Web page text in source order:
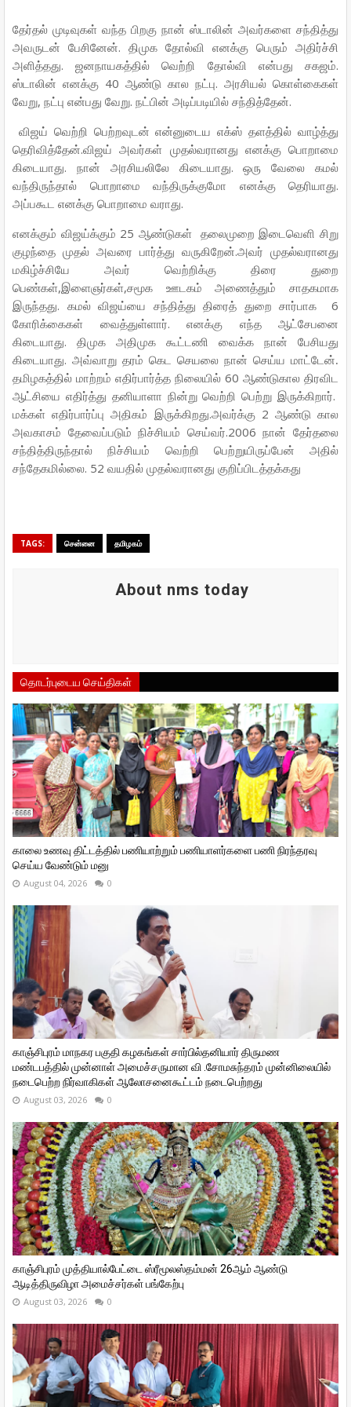
தேர்தல் முடிவுகள் வந்த பிறகு நான் ஸ்டாலின் அவர்களை சந்தித்து
அவருடன்
பேசினேன். திமுக தோல்வி எனக்கு பெரும்
அதிர்ச்சி
அளித்தது.ஜனநாயகத்தில் வெற்றி தோல்வி என்பது சகஜம்.
ஸ்டாலின் எனக்கு 40 ஆண்டு கால நட்பு. அரசியல் கொள்கைகள்
வேறு, நட்பு என்பது வேறு. நட்பின் அடிப்படியில் சந்தித்தேன்.
விஜய் வெற்றி பெற்றவுடன் என்னுடைய எக்ஸ் தளத்தில் வாழ்த்து
தெரிவித்தேன்.விஜய் அவர்கள் முதல்வரானது எனக்கு பொறாமை
கிடையாது. நான் அரசியலிலே கிடையாது.ஒரு வேலை
கமல்
வந்திருந்தால்
பொறாமை வந்திருக்குமோ எனக்கு தெரியாது.
அப்பகூட எனக்கு பொறாமை வராது.
எனக்கும் விஜய்க்கும் 25 ஆண்டுகள் தலைமுறை இடைவெளி சிறு
குழந்தை முதல் அவரை பார்த்து வருகிறேன்.அவர்
முதல்வரானது
மகிழ்ச்சியே
அவர் வெற்றிக்கு திரை
துறை
பெண்கள்,இளைஞர்கள்,சமூக ஊடகம் அணைத்தும்
சாதகமாக
இருந்தது. கமல் விஜய்யை சந்தித்து திரைத் துறை சார்பாக 6
கோரிக்கைகள் வைத்துள்ளார். எனக்கு எந்த
ஆட்சேபனை
கிடையாது. திமுக அதிமுக கூட்டணி வைக்க நான்
பேசியது
கிடையாது. அவ்வாறு தரம் கெட செயலை நான் செய்ய மாட்டேன்.
தமிழகத்தில் மாற்றம் எதிர்பார்த்த நிலையில் 60 ஆண்டுகால திரவிட
ஆட்சியை எதிர்த்து தனியாளா நின்று வெற்றி பெற்று இருக்கிறார்.
மக்கள் எதிர்பார்ப்பு அதிகம் இருக்கிறது.அவர்க்கு2 ஆண்டு கால
அவகாசம்
தேவைப்படும் நிச்சியம் செய்வர்.2006நான்
தேர்தலை
சந்தித்திருந்தால்
நிச்சியம் வெற்றி பெற்றுயிருப்பேன்
அதில்
சந்தேகமில்லை. 52 வயதில் முதல்வரானது குறிப்பிடத்தக்கது
TAGS: சென்னை தமிழகம்
About nms today
தொடர்புடைய செய்திகள்
காலை உணவு திட்டத்தில் பணியாற்றும் பணியாளர்களை பணி நிரந்தரவு
செய்ய வேண்டும் மனு
August 04, 2026 0
காஞ்சிபுரம் மாநகர பகுதி கழகங்கள் சார்பில்தனியார் திருமண
மண்டபத்தில் முன்னாள் அமைச்சருமான வி ‌.சோமசுந்தரம் முன்னிலையில்
நடைபெற்ற நிர்வாகிகள் ஆலோசனைகூட்டம் நடைபெற்றது
August 03, 2026 0
காஞ்சிபுரம் முத்தியால்பேட்டை ஸ்ரீமூலஸ்தம்மன் 26ஆம் ஆண்டு
ஆடித்திருவிழா அமைச்சர்கள் பங்கேற்பு
August 03, 2026 0